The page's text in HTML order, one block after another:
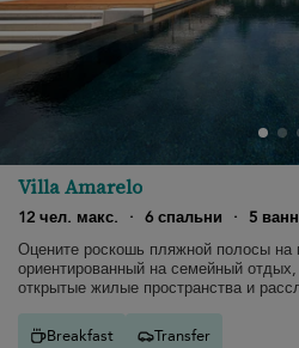
Villa Amarelo
12 чел. макс.
· 6 спальни ·
5
Оцените роскошь пляжной полосы на
ориентированный на семейный
открытые жилые пространства и
Breakfast Transfer